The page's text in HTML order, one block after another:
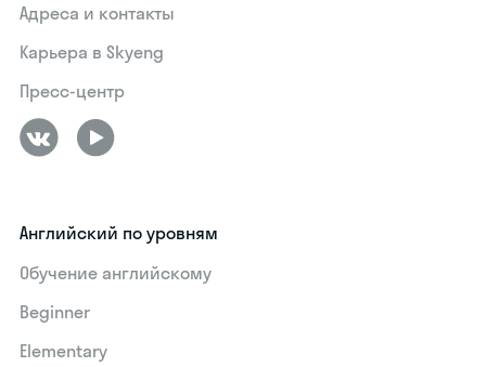
Адреса и контакты
Карьера в Skyeng
Пресс-центр
Английский по уровням
Обучение английскому
Beginner
Elementary